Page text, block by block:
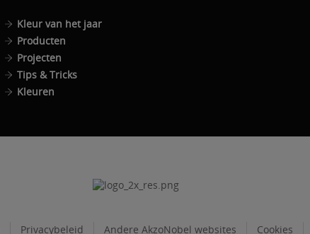
Kleur van het jaar
Producten
Projecten
Tips & Tricks
Kleuren
Privacybeleid Andere AkzoNobel websites Cookies